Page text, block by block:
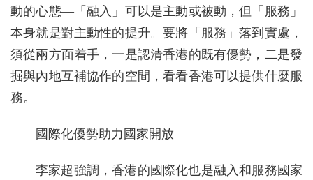
動的心態—「融入」可以是主動或被動，但「服務」
本身就是對主動性的提升。要將「服務」落到實處，
須從兩方面着手，一是認清香港的既有優勢，二是發
掘與內地互補協作的空間，看看香港可以提供什麼服
務。
國際化優勢助力國家開放
李家超強調，香港的國際化也是融入和服務國家